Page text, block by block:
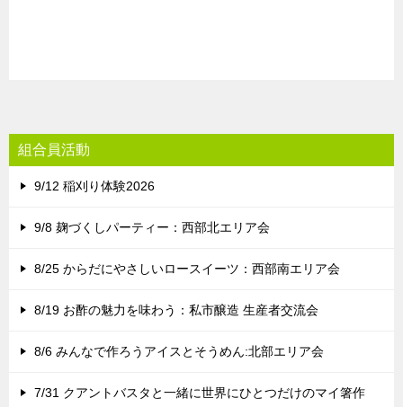
組合員活動
9/12 稲刈り体験2026
9/8 麹づくしパーティー：西部北エリア会
8/25 からだにやさしいロースイーツ：西部南エリア会
8/19 お酢の魅力を味わう：私市醸造 生産者交流会
8/6 みんなで作ろうアイスとそうめん:北部エリア会
7/31 クアントバスタと一緒に世界にひとつだけのマイ箸作